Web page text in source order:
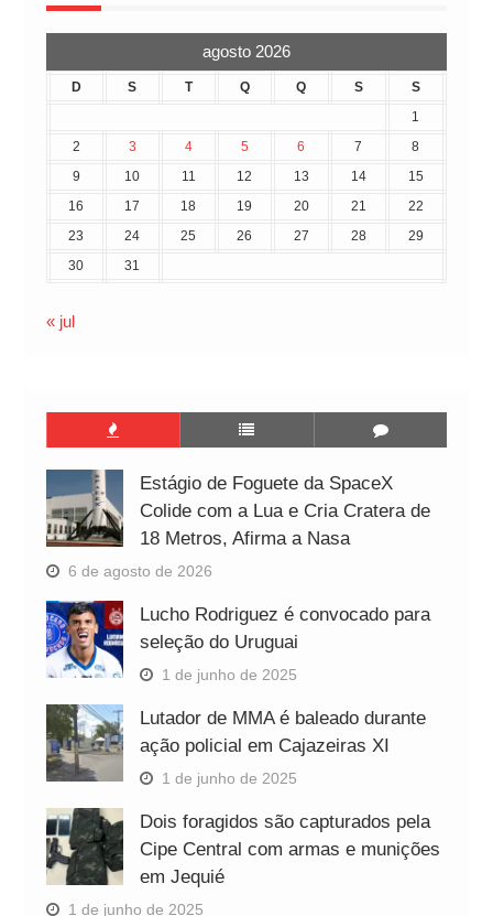
agosto 2026
D S T Q Q S
S
1
2
3 4 5 6 7
8
9
10 11 12 13 14
15
16
17 18 19 20 21
22
23
24 25 26 27 28
29
30
31
« jul
Estágio de Foguete da SpaceX
Colide com a Lua e Cria Cratera de
18 Metros, Afirma a Nasa
6 de agosto de 2026
Lucho Rodriguez é convocado para
seleção do Uruguai
1 de junho de 2025
Lutador de MMA é baleado durante
ação policial em Cajazeiras XI
1 de junho de 2025
Dois foragidos são capturados pela
Cipe Central com armas e munições
em Jequié
1 de junho de 2025